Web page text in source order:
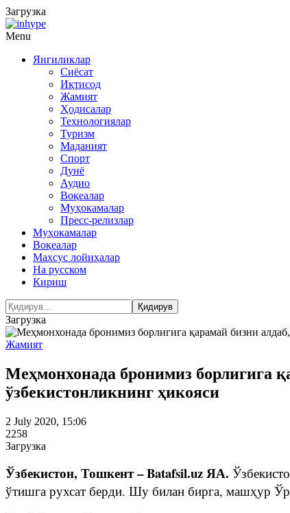
Загрузка
Menu
Янгиликлар
Сиёсат
Иқтисод
Жамият
Ҳодисалар
Технологиялар
Туризм
Маданият
Спорт
Дунё
Аудио
Воқеалар
Муҳокамалар
Пресс-релизлар
Муҳокамалар
Воқеалар
Махсус лойиҳалар
На русском
Кириш
Загрузка
Жамият
Меҳмонхонада бронимиз борлигига
ўзбекистонликнинг ҳикояси
2 July 2020, 15:06
2258
Загрузка
Ўзбекистон, Тошкент – Batafsil.uz ЯА.
ўтишга рухсат берди. Шу билан бирга, машҳур